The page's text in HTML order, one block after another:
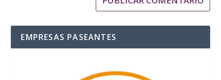
EMPRESAS PASEANTES